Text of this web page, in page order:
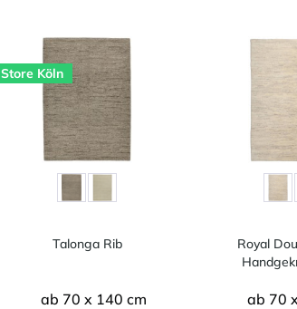
Store Köln
Talonga Rib
ab 70 x 140 cm
Royal
ab 70